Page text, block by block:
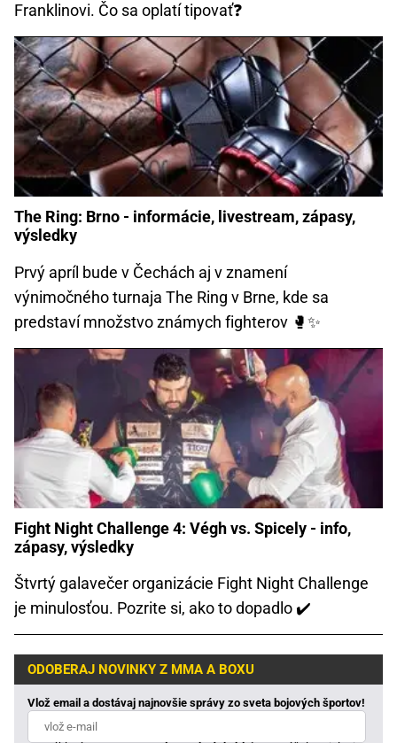
Franklinovi. Čo sa oplatí tipovať❓
The Ring: Brno - informácie, livestream, zápasy,
výsledky
Prvý apríl bude v Čechách aj v znamení
výnimočného turnaja The Ring v Brne, kde sa
predstaví množstvo známych fighterov 🥊️✨
Fight Night Challenge 4: Végh vs. Spicely - info,
zápasy, výsledky
Štvrtý galavečer organizácie Fight Night Challenge
je minulosťou. Pozrite si, ako to dopadlo ✔️
ODOBERAJ NOVINKY Z MMA A BOXU
Vlož email a dostávaj najnovšie správy zo sveta bojových športov!